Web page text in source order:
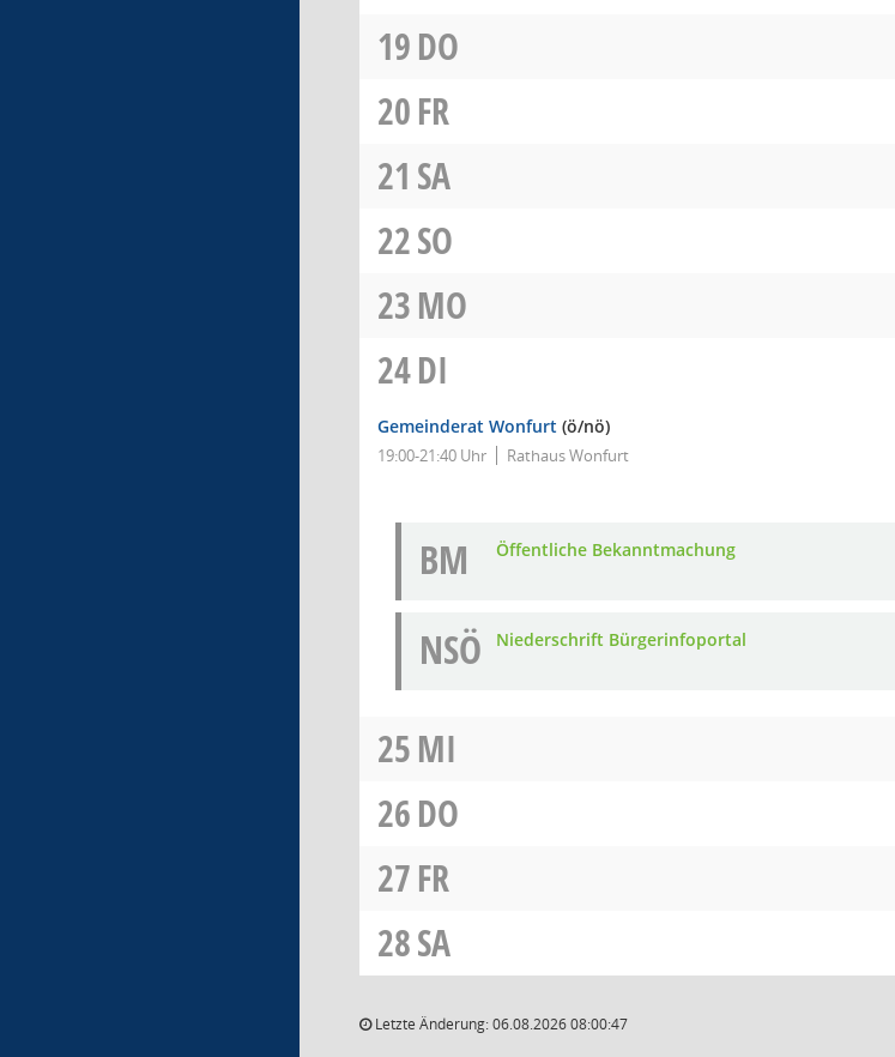
19DO
20FR
21 SA
22SO
23MO
24DI
Gemeinderat Wonfurt (ö/nö)
19:00-21:40 Uhr Rathaus Wonfurt
BM Öffentliche Bekanntmachung
NSÖ Niederschrift Bürgerinfoportal
25MI
26DO
27FR
28SA
Letzte Änderung: 06.08.2026 08:00:47